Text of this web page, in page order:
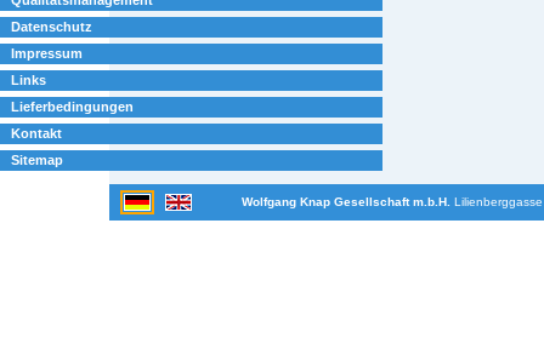
Datenschutz
Impressum
Links
Lieferbedingungen
Kontakt
Sitemap
Wolfgang Knap Gesellschaft m.b.H.